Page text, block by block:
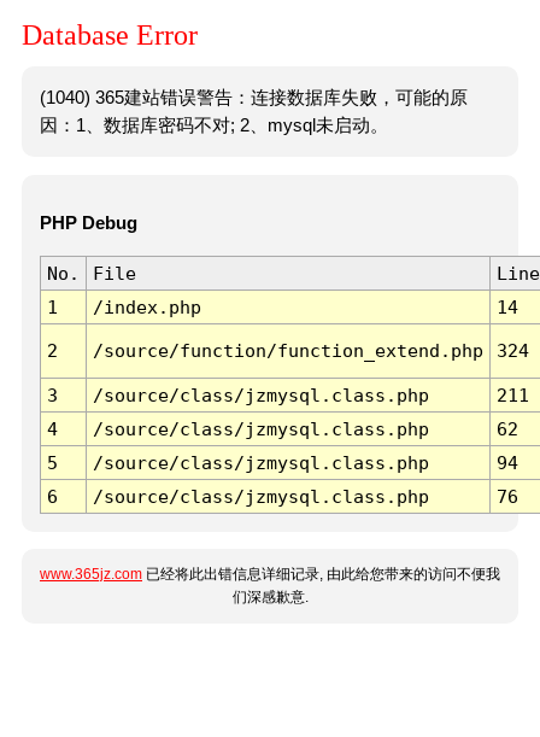
Database Error
(1040) 365建站错误警告：连接数据库失败，可能的原
因：1、数据库密码不对; 2、mysql未启动。
PHP Debug
No. File
Line
1
/index.php 14
2 /source/function/function_extend.php 324
3 /source/class/jzmysql.class.php
211
4
/source/class/jzmysql.class.php
62
5
/source/class/jzmysql.class.php
94
6
/source/class/jzmysql.class.php 76
www.365jz.com 已经将此出错信息详细记录, 由此给您带来的访问不便我
们深感歉意.